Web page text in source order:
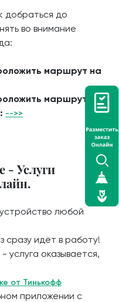
до
во внимание
маршрут на
маршрут на
-->>
- Услуги
любой
сразу идёт в работу!
услуга оказывается,
от Тинькофф
приложении с